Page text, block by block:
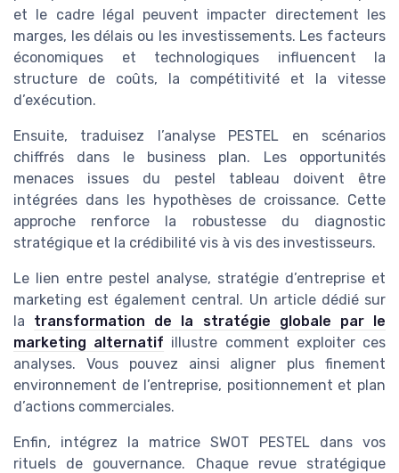
et le cadre légal peuvent impacter directement les
marges, les délais ou les investissements. Les facteurs
économiques et technologiques influencent la
structure de coûts, la compétitivité et la vitesse
d’exécution.
Ensuite, traduisez l’analyse PESTEL en scénarios
chiffrés dans le business plan. Les opportunités
menaces issues du pestel tableau doivent être
intégrées dans les hypothèses de croissance. Cette
approche renforce la robustesse du diagnostic
stratégique et la crédibilité vis à vis des investisseurs.
Le lien entre pestel analyse, stratégie d’entreprise et
marketing est également central. Un article dédié sur
la transformation de la stratégie globale par le
marketing alternatif illustre comment exploiter ces
analyses. Vous pouvez ainsi aligner plus finement
environnement de l’entreprise, positionnement et plan
d’actions commerciales.
Enfin, intégrez la matrice SWOT PESTEL dans vos
rituels de gouvernance. Chaque revue stratégique